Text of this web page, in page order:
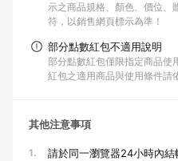
示之商品規格、顏色、價位、
符，以銷售網頁標示為準！
部分點數紅包不適用說明
部分點數紅包僅限指定商品使
紅包之適用商品與使用條件請
其他注意事項
1. 請於同一瀏覽器24小時內結